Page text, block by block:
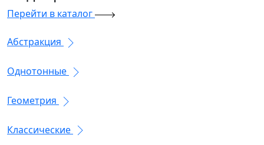
Перейти в каталог
Абстракция
Однотонные
Геометрия
Классические